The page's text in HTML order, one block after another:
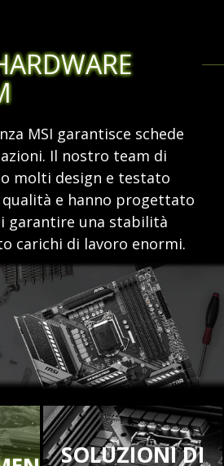
MSI garantisce schede
Il nostro team di
molti design e testato
e hanno progettato
garantire una stabilità
carichi di lavoro enormi.
SOLUZIONI DI